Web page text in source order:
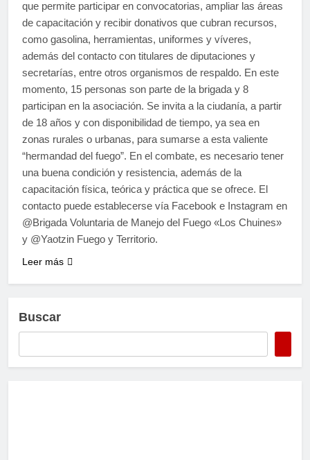
que permite participar en convocatorias, ampliar las áreas
de capacitación y recibir donativos que cubran recursos,
como gasolina, herramientas, uniformes y víveres,
además del contacto con titulares de diputaciones y
secretarías, entre otros organismos de respaldo. En este
momento, 15 personas son parte de la brigada y 8
participan en la asociación. Se invita a la ciudanía, a partir
de 18 años y con disponibilidad de tiempo, ya sea en
zonas rurales o urbanas, para sumarse a esta valiente
“hermandad del fuego”. En el combate, es necesario tener
una buena condición y resistencia, además de la
capacitación física, teórica y práctica que se ofrece. El
contacto puede establecerse vía Facebook e Instagram en
@Brigada Voluntaria de Manejo del Fuego «Los Chuines»
y @Yaotzin Fuego y Territorio.
Leer más
Buscar